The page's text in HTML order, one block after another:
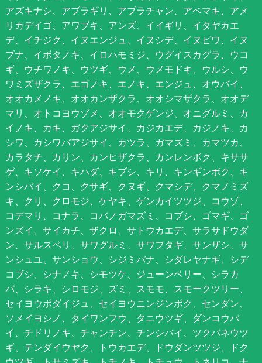
アズキナシ、アブラギリ、アブラチャン、アベマキ、アメ
リカデイゴ、アワブキ、アンズ、イイギリ、イタヤカエ
デ、イチジク、イヌエンジュ、イヌシデ、イヌビワ、イヌ
ブナ、イボタノキ、イロハモミジ、ウグイスカグラ、ウコ
ギ、ウチワノキ、ウツギ、ウメ、ウメモドキ、ウルシ、ウ
ワミズザクラ、エゴノキ、エノキ、エンジュ、オウバイ、
オオカメノキ、オオカンザクラ、オオシマザクラ、オオデ
マリ、オトコヨウゾメ、オオモクゲンジ、オニグルミ、カ
イノキ、カキ、ガクアジサイ、カジカエデ、カジノキ、カ
シワ、カシワバアジサイ、カツラ、ガマズミ、カマツカ、
カラタチ、カリン、カンヒザクラ、カンレンボク、キササ
ゲ、キソケイ、キハダ、キブシ、キリ、キンギンボク、キ
ンシバイ、クコ、クサギ、クヌギ、クマシデ、クマノミズ
キ、クリ、クロモジ、ケヤキ、ゲンカイツツジ、コウゾ、
コデマリ、コナラ、コバノガマズミ、コブシ、ゴマギ、ゴ
ンズイ、サイカチ、ザクロ、サトウカエデ、サラサドウダ
ン、サルスベリ、サワグルミ、サワフタギ、サンザシ、サ
ンシュユ、サンショウ、シジミバナ、シダレヤナギ、シデ
コブシ、シナノキ、シモツケ、ジューンベリー、シラカ
バ、シラキ、シロモジ、ズミ、スモモ、スモークツリー、
セイヨウボダイジュ、セイヨウニンジンボク、センダン、
ソメイヨシノ、タイワンフウ、タニウツギ、ダンコウバ
イ、チドリノキ、チャンチン、チンシバイ、ツクバネウツ
ギ、テンダイウヤク、トウカエデ、ドウダンツツジ、ドク